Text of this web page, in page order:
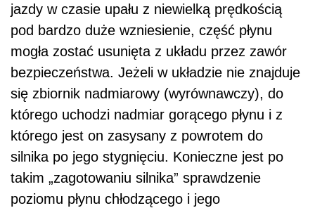
jazdy w czasie upału z niewielką prędkością
pod bardzo duże wzniesienie, część płynu
mogła zostać usunięta z układu przez zawór
bezpieczeństwa. Jeżeli w układzie nie znajduje
się zbiornik nadmiarowy (wyrównawczy), do
którego uchodzi nadmiar gorącego płynu i z
którego jest on zasysany z powrotem do
silnika po jego stygnięciu. Konieczne jest po
takim „zagotowaniu silnika” sprawdzenie
poziomu płynu chłodzącego i jego